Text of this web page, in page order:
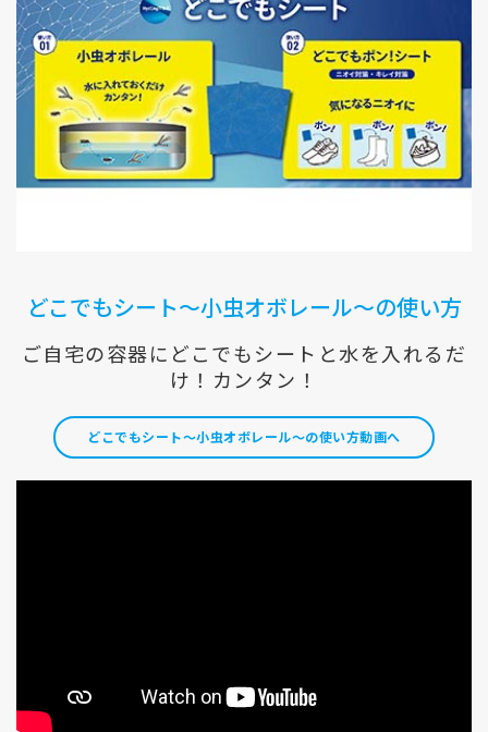
どこでもシート～小虫オボレール～の使い方
ご自宅の容器にどこでもシートと水を入れるだ
け！カンタン！
どこでもシート～小虫オボレール～の使い方動画へ